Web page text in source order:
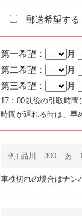
郵送希望する
第一希望： 月
第二希望：
月
第三希望：
月
17：00以後の引取時間
時間が遅れる時は、早
車検切れの場合はナン